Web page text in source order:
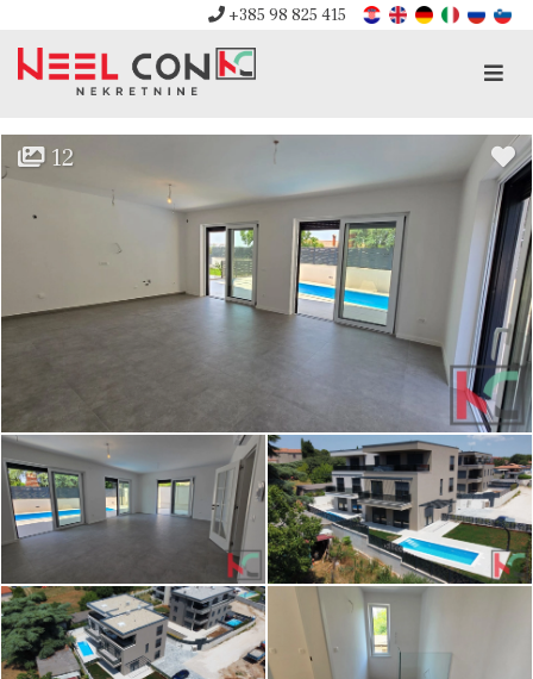
+385 98 825 415
12